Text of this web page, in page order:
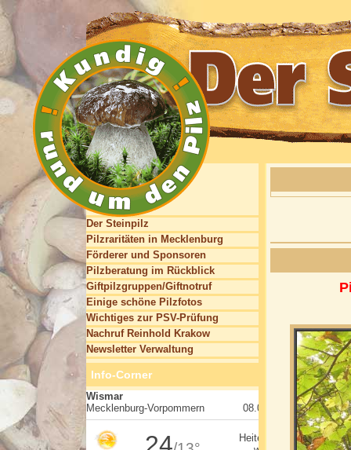
Der Steinpilz
Pilzraritäten in Mecklenburg
Förderer und Sponsoren
Pilzberatung im Rückblick
Giftpilzgruppen/Giftnotruf
Einige schöne Pilzfotos
Wichtiges zur PSV-Prüfung
Nachruf Reinhold Krakow
Newsletter Verwaltung
Info-Corner